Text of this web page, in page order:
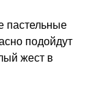
пастельные
подойдут
жест в